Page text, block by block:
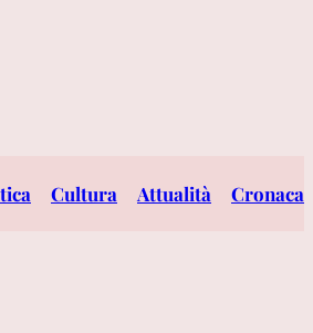
Cultura Attualità Cronaca